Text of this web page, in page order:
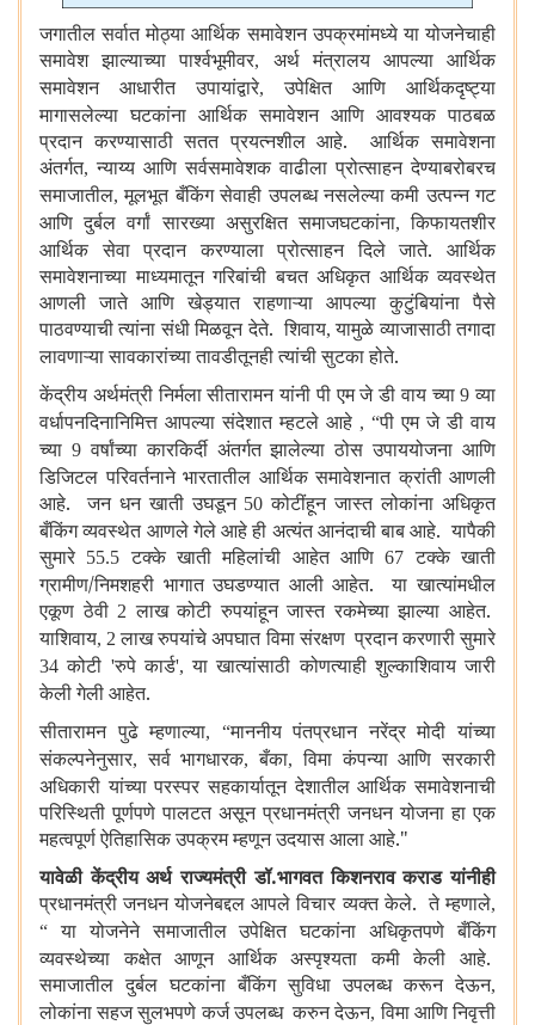
जगातील सर्वात मोठ्या आर्थिक समावेशन उपक्रमांमध्ये या योजनेचाही
समावेश झाल्याच्या पार्श्वभूमीवर, अर्थ मंत्रालय आपल्या आर्थिक
समावेशन आधारीत उपायांद्वारे,उपेक्षित आणि आर्थिकदृष्ट्या
मागासलेल्या घटकांना आर्थिक समावेशन आणि आवश्यक पाठबळ
प्रदान करण्यासाठी सतत प्रयत्नशील आहे. आर्थिक समावेशना
अंतर्गत,न्याय्य आणि सर्वसमावेशक वाढीला प्रोत्साहन देण्याबरोबरच
समाजातील,मूलभूत बँकिंग सेवाही उपलब्ध नसलेल्या कमी उत्पन्न गट
आणि दुर्बल वर्गां सारख्या असुरक्षित समाजघटकांना,किफायतशीर
आर्थिक सेवा प्रदान करण्याला प्रोत्साहन दिले जाते. आर्थिक
समावेशनाच्या माध्यमातून गरिबांची बचत अधिकृत आर्थिक व्यवस्थेत
आणली जाते आणि खेड्यात राहणाऱ्या आपल्या कुटुंबियांना पैसे
पाठवण्याची त्यांना संधी मिळवून देते. शिवाय,यामुळे व्याजासाठी तगादा
लावणाऱ्या सावकारांच्या तावडीतूनही त्यांची सुटका होते.
केंद्रीय अर्थमंत्री निर्मला सीतारामन यांनी पी एम जे डी वाय च्या9 व्या
वर्धापनदिनानिमित्त आपल्या संदेशात म्हटले आहे , “पी एम जे डी वाय
च्या 9वर्षांच्या कारकिर्दी अंतर्गत झालेल्या ठोस उपाययोजना आणि
डिजिटल परिवर्तनाने भारतातील आर्थिक समावेशनात क्रांती आणली
आहे. जन धन खाती उघडून 50 कोटींहून जास्त लोकांना अधिकृत
बँकिंग व्यवस्थेत आणले गेले आहे ही अत्यंत आनंदाची बाब आहे. यापैकी
सुमारे 55.5 टक्के खाती महिलांची आहेत आणि67 टक्के खाती
ग्रामीण/निमशहरी भागात उघडण्यात आली आहेत. या खात्यांमधील
एकूण ठेवी2 लाख कोटी रुपयांहून जास्त रकमेच्या झाल्या आहेत.
याशिवाय, 2 लाख रुपयांचे अपघात विमा संरक्षण प्रदान करणारी सुमारे
34 कोटी 'रुपे कार्ड',या खात्यांसाठी कोणत्याही शुल्काशिवाय जारी
केली गेली आहेत.
सीतारामन पुढे म्हणाल्या, “माननीय पंतप्रधान नरेंद्र मोदी यांच्या
संकल्पनेनुसार,सर्व भागधारक,बँका,विमा कंपन्या आणि सरकारी
अधिकारी यांच्या परस्पर सहकार्यातून देशातील आर्थिक समावेशनाची
परिस्थिती पूर्णपणे पालटत असून प्रधानमंत्री जनधन योजना हा एक
महत्वपूर्ण ऐतिहासिक उपक्रम म्हणून उदयास आला आहे."
यावेळी केंद्रीय अर्थ राज्यमंत्री डॉ.भागवत किशनराव कराड यांनीही
प्रधानमंत्री जनधन योजनेबद्दल आपले विचार व्यक्त केले. ते म्हणाले,
“
या योजनेने समाजातील उपेक्षित घटकांना अधिकृतपणे बँकिंग
व्यवस्थेच्या कक्षेत आणून आर्थिक अस्पृश्यता कमी केली आहे.
समाजातील दुर्बल घटकांना बँकिंग सुविधा उपलब्ध करून देऊन,
लोकांना सहज सुलभपणे कर्ज उपलब्ध करुन देऊन,विमा आणि निवृत्ती